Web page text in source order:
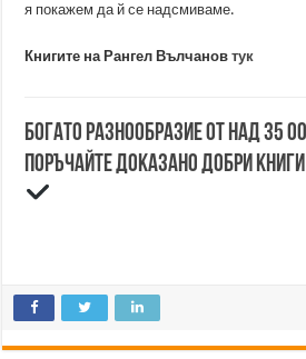
я покажем да й се надсмиваме.
Книгите на Рангел Вълчанов тук
Богато разнообразие от над 35
Поръчайте доказано добри